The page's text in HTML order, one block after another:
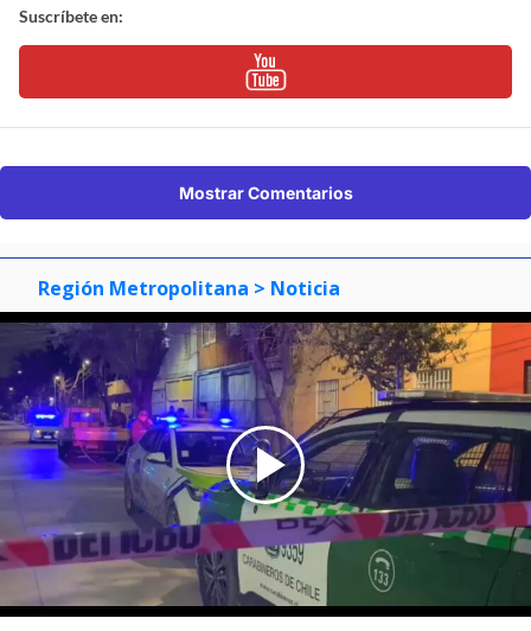
Suscríbete en:
Mostrar Comentarios
Región Metropolitana > Noticia